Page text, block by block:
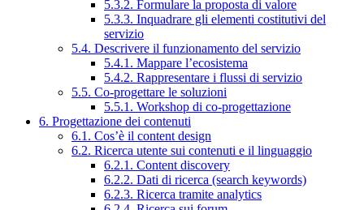
5.3.2. Formulare la proposta di valore
5.3.3. Inquadrare gli elementi costitutivi del
servizio
5.4. Descrivere il funzionamento del servizio
5.4.1. Mappare l’ecosistema
5.4.2. Rappresentare i flussi di servizio
5.5. Co-progettare le soluzioni
5.5.1. Workshop di co-progettazione
6. Progettazione dei contenuti
6.1. Cos’è il content design
6.2. Ricerca utente sui contenuti e il linguaggio
6.2.1. Content discovery
6.2.2. Dati di ricerca (search keywords)
6.2.3. Ricerca tramite analytics